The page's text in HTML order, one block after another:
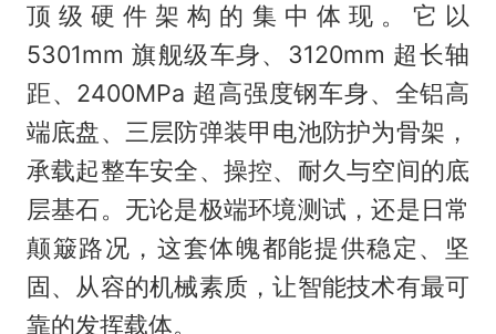
顶级硬件架构的集中体现。它以
5301mm 旗舰级车身、3120mm 超长轴
距、2400MPa 超高强度钢车身、全铝高
端底盘、三层防弹装甲电池防护为骨架，
承载起整车安全、操控、耐久与空间的底
层基石。无论是极端环境测试，还是日常
颠簸路况，这套体魄都能提供稳定、坚
固、从容的机械素质，让智能技术有最可
靠的发挥载体。